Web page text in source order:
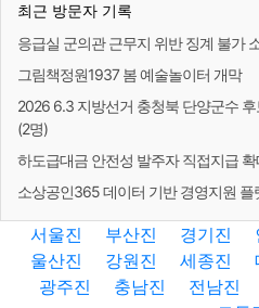
최근 방문자 기록
응급실 군의관 근무지 위반 징계 불가
그림책정원1937 봄 예술놀이터 개막
2026 6.3 지방선거 충청북 단양군수 후
(2명)
하도급대금 안전성 발주자 직접지급 확
소상공인365 데이터 기반 경영지원 플
서울진 부산진 경기진
울산진
강원진 세종진
광주진
충남진 전남진